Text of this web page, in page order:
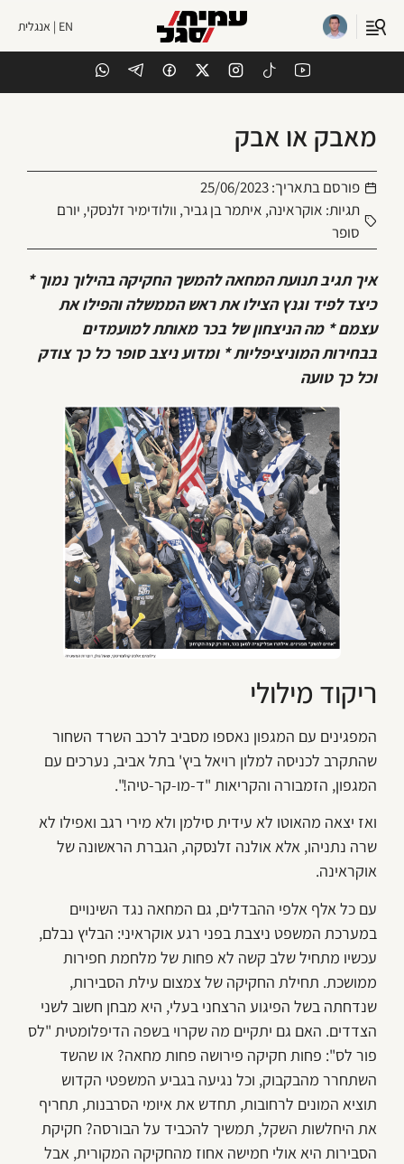
EN | אנגלית
מאבק או אבק
פורסם בתאריך:25/06/2023
תגיות: אוקראינה, איתמר בן גביר, וולודימיר זלנסקי, יורם
סופר
איך תגיב תנועת המחאה להמשך החקיקה בהילוך נמוך *
כיצד לפיד וגנץ הצילו את ראש הממשלה והפילו את
עצמם * מה הניצחון של בכר מאותת למועמדים
בבחירות המוניציפליות * ומדוע ניצב סופר כל כך צודק
וכל כך טועה
ריקוד מילולי
המפגינים עם המגפון נאספו מסביב לרכב השרד השחור
שהתקרב לכניסה למלון רויאל ביץ' בתל אביב, נערכים עם
המגפון, הזמבורה והקריאות "ד-מו-קר-טיה!".
ואז יצאה מהאוטו לא עידית סילמן ולא מירי רגב ואפילו לא
שרה נתניהו, אלא אולנה זלנסקה, הגברת הראשונה של
אוקראינה.
עם כל אלף אלפי ההבדלים, גם המחאה נגד השינויים
במערכת המשפט ניצבת בפני רגע אוקראיני: הבליץ נבלם,
עכשיו מתחיל שלב קשה לא פחות של מלחמת חפירות
ממושכת. תחילת החקיקה של צמצום עילת הסבירות,
שנדחתה בשל הפיגוע הרצחני בעלי, היא מבחן חשוב לשני
הצדדים. האם גם יתקיים מה שקרוי בשפה הדיפלומטית "לס
פור לס": פחות חקיקה פירושה פחות מחאה? או שהשד
השתחרר מהבקבוק, וכל נגיעה בגביע המשפטי הקדוש
תוציא המונים לרחובות, תחדש את איומי הסרבנות, תחריף
את היחלשות השקל, תמשיך להכביד על הבורסה? חקיקת
הסבירות היא אולי חמישה אחוז מהחקיקה המקורית, אבל